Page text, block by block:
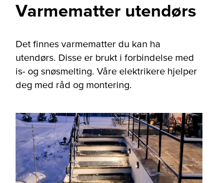
Varmematter utendørs
Det finnes varmematter du kan ha
utendørs. Disse er brukt i forbindelse med
is- og snøsmelting. Våre elektrikere hjelper
deg med råd og montering.